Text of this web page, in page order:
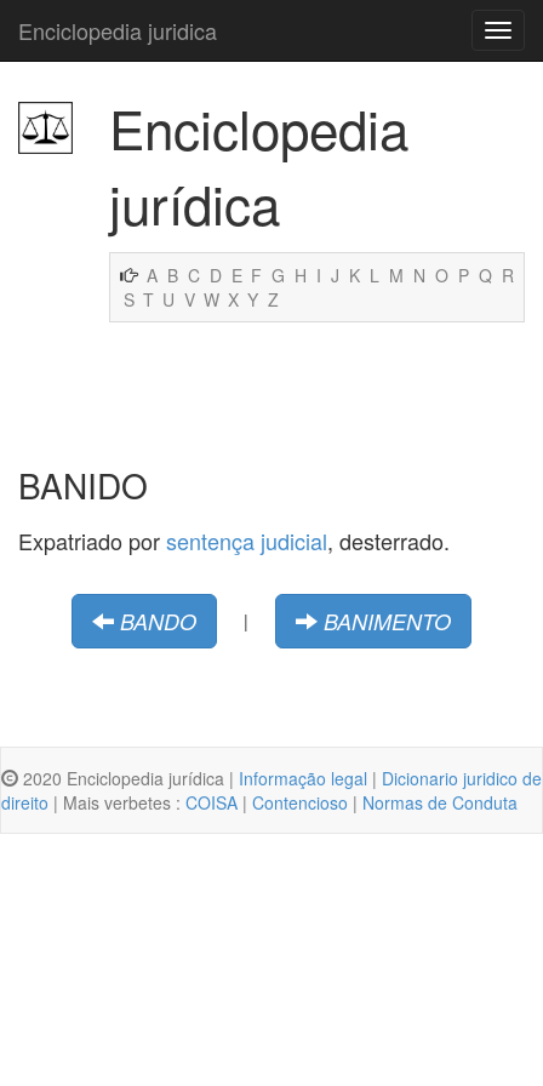
Enciclopedia juridica
Enciclopedia
jurídica
A B C D E F G H I J K L M N O P Q R
S T U V W X Y Z
BANIDO
Expatriado porsentença judicial, desterrado.
BANDO | BANIMENTO
2020 Enciclopedia jurídica | Informação legal | Dicionario juridico de
direito | Mais verbetes : COISA | Contencioso | Normas de Conduta